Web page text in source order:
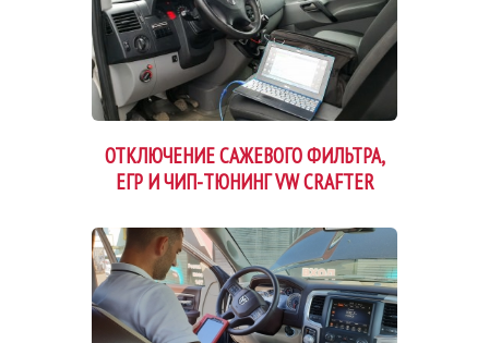
ОТКЛЮЧЕНИЕ САЖЕВОГО ФИЛЬТРА,
ЕГР И ЧИП-ТЮНИНГ VW CRAFTER